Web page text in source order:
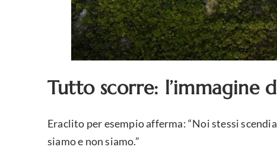
Tutto scorre: l’immagine
Eraclito per esempio afferma: “Noi stessi
siamo e non siamo.”